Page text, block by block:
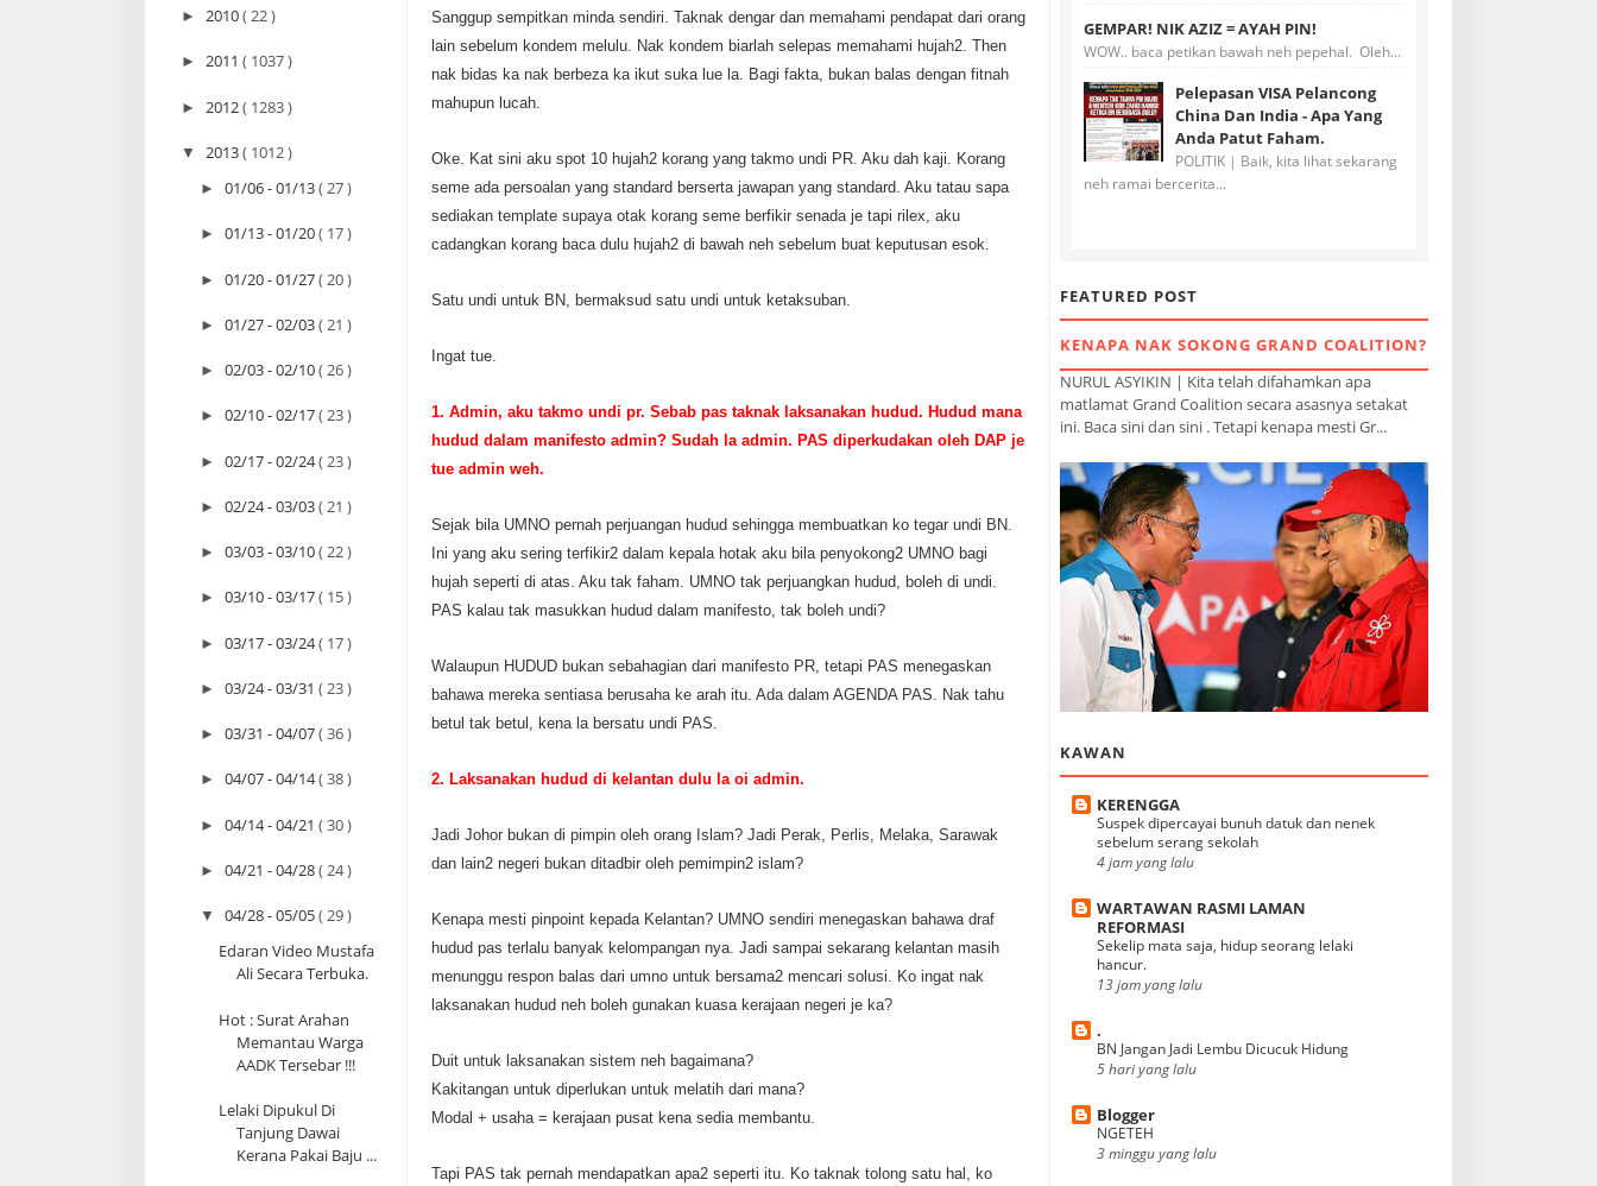
► 2010( 22 )
► 2011 ( 1037 )
► 2012( 1283 )
▼ 2013( 1012 )
► 01/06 - 01/13( 27 )
► 01/13 - 01/20( 17 )
► 01/20 - 01/27( 20 )
► 01/27 - 02/03( 21 )
► 02/03 - 02/10( 26 )
► 02/10 - 02/17( 23 )
► 02/17 - 02/24( 23 )
► 02/24 - 03/03( 21 )
► 03/03 - 03/10( 22 )
► 03/10 - 03/17( 15 )
► 03/17 - 03/24( 17 )
► 03/24 - 03/31 ( 23 )
► 03/31 - 04/07( 36 )
► 04/07 - 04/14( 38 )
► 04/14 - 04/21 ( 30 )
► 04/21 - 04/28( 24 )
▼ 04/28 - 05/05( 29 )
Edaran Video Mustafa
Ali Secara Terbuka.
Hot : Surat Arahan
Memantau Warga
AADK Tersebar !!!
Lelaki Dipukul Di
Tanjung Dawai
Kerana Pakai Baju ...
Sanggup sempitkan minda sendiri. Taknak dengar dan memahami pendapat dari orang
lain sebelum kondem melulu. Nak kondem biarlah selepas memahami hujah2. Then
nak bidas ka nak berbeza ka ikut suka lue la. Bagi fakta, bukan balas dengan fitnah
mahupun lucah.
Oke. Kat sini aku spot 10 hujah2 korang yang takmo undi PR. Aku dah kaji. Korang
seme ada persoalan yang standard berserta jawapan yang standard. Aku tatau sapa
sediakan template supaya otak korang seme berfikir senada je tapi rilex, aku
cadangkan korang baca dulu hujah2 di bawah neh sebelum buat keputusan esok.
Satu undi untuk BN, bermaksud satu undi untuk ketaksuban.
Ingat tue.
1. Admin, aku takmo undi pr. Sebab pas taknak laksanakan hudud. Hudud mana
hudud dalam manifesto admin? Sudah la admin. PAS diperkudakan oleh DAP je
tue admin weh.
Sejak bila UMNO pernah perjuangan hudud sehingga membuatkan ko tegar undi BN.
Ini yang aku sering terfikir2 dalam kepala hotak aku bila penyokong2 UMNO bagi
hujah seperti di atas. Aku tak faham. UMNO tak perjuangkan hudud, boleh di undi.
PAS kalau tak masukkan hudud dalam manifesto, tak boleh undi?
Walaupun HUDUD bukan sebahagian dari manifesto PR, tetapi PAS menegaskan
bahawa mereka sentiasa berusaha ke arah itu. Ada dalam AGENDA PAS. Nak tahu
betul tak betul, kena la bersatu undi PAS.
2. Laksanakan hudud di kelantan dulu la oi admin.
Jadi Johor bukan di pimpin oleh orang Islam? Jadi Perak, Perlis, Melaka, Sarawak
dan lain2 negeri bukan ditadbir oleh pemimpin2 islam?
Kenapa mesti pinpoint kepada Kelantan? UMNO sendiri menegaskan bahawa draf
hudud pas terlalu banyak kelompangan nya. Jadi sampai sekarang kelantan masih
menunggu respon balas dari umno untuk bersama2 mencari solusi. Ko ingat nak
laksanakan hudud neh boleh gunakan kuasa kerajaan negeri je ka?
Duit untuk laksanakan sistem neh bagaimana?
Kakitangan untuk diperlukan untuk melatih dari mana?
Modal + usaha = kerajaan pusat kena sedia membantu.
Tapi PAS tak pernah mendapatkan apa2 seperti itu. Ko taknak tolong satu hal, ko
GEMPAR! NIK AZIZ = AYAH PIN!
WOW.. baca petikan bawah neh pepehal. Oleh...
Pelepasan VISA Pelancong
China Dan India - Apa Yang
Anda Patut Faham.
POLITIK | Baik, kita lihat sekarang
neh ramai bercerita...
FEATURED POST
KENAPA NAK SOKONG GRAND COALITION?
NURUL ASYIKIN | Kita telah difahamkan apa
matlamat Grand Coalition secara asasnya setakat
ini. Baca sini dan sini . Tetapi kenapa mesti Gr...
KAWAN
KERENGGA
Suspek dipercayai bunuh datuk dan nenek
sebelum serang sekolah
4 jam yang lalu
WARTAWAN RASMI LAMAN
REFORMASI
Sekelip mata saja, hidup seorang lelaki
hancur.
13 jam yang lalu
.
BN Jangan Jadi Lembu Dicucuk Hidung
5 hari yang lalu
Blogger
NGETEH
3 minggu yang lalu